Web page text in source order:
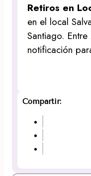
Retiros en
en el local
Santiago.
notificación
Compartir: